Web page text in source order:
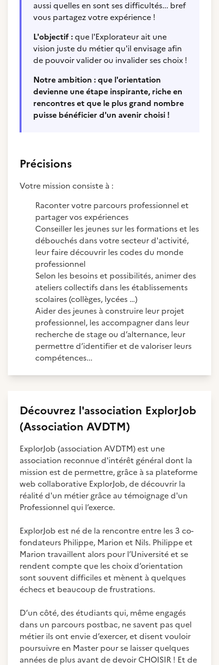
aussi quelles en sont ses difficultés... bref
vous partagez votre expérience !
L'objectif :que l'Explorateur ait une
vision juste du métier qu'il envisage afin
de pouvoir valider ou invalider ses choix !
Notre ambition : que l'orientation
devienne une étape inspirante, riche en
rencontres et que le plus grand nombre
puisse bénéficier d'un avenir choisi !
Précisions
Votre mission consiste à :
Raconter votre parcours professionnel et
partager vos expériences
Conseiller les jeunes sur les formations et les
débouchés dans votre secteur d'activité,
leur faire découvrir les codes du monde
professionnel
Selon les besoins et possibilités, animer des
ateliers collectifs dans les établissements
scolaires (collèges, lycées …)
Aider des jeunes à construire leur projet
professionnel, les accompagner dans leur
recherche de stage ou d’alternance, leur
permettre d’identifier et de valoriser leurs
compétences...
Découvrez l'association ExplorJob
(Association AVDTM)
ExplorJob (association AVDTM) est une
association reconnue d'intérêt général dont la
mission est de permettre, grâce à sa plateforme
web collaborative ExplorJob, de découvrir la
réalité d'un métier grâce au témoignage d'un
Professionnel qui l’exerce.
ExplorJob est né de la rencontre entre les 3 co-
fondateurs Philippe, Marion et Nils. Philippe et
Marion travaillent alors pour l’Université et se
rendent compte que les choix d’orientation
sont souvent difficiles et mènent à quelques
échecs et beaucoup de frustrations.
D’un côté, des étudiants qui, même engagés
dans un parcours postbac, ne savent pas quel
métier ils ont envie d’exercer, et disent vouloir
poursuivre en Master pour se laisser quelques
années de plus avant de devoir CHOISIR ! Et de